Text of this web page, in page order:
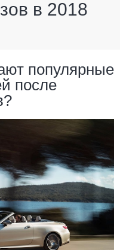
в 2018
популярные
после